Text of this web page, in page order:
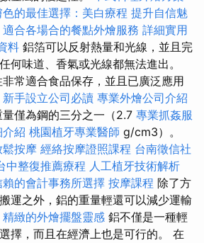
的最佳選擇：美白療程 提升自信魅
適合各場合的餐點外燴服務 詳細實用
料 鋁箔可以反射熱量和光線，並且完
何味道、香氣或光線都無法進出。
非常適合食品保存，並且已廣泛應用
新手設立公司必讀 專業外燴公司介紹
僅為鋼的三分之一（2.7 專業抓姦服
紹 桃園植牙專業醫師 g/cm3）。
按摩 經絡按摩證照課程 台南徵信社
中整復推薦療程 人工植牙技術解析
賴的會計事務所選擇 按摩課程 除了方
運之外，鋁的重量輕還可以減少運輸
精緻的外燴擺盤靈感 鋁不僅是一種輕
擇，而且在經濟上也是可行的。 在